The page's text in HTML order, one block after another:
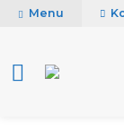
Menu